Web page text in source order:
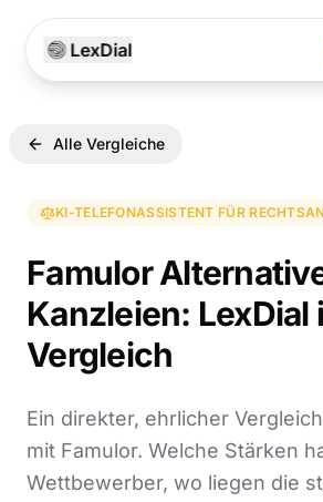
LexDial
Alle Vergleiche
KI-TELEFONASSISTENT FÜR
Famulor
Kanzleien: LexDial
Vergleich
Ein direkter, ehrlicher
mit Famulor. Welche Stärken
Wettbewerber, wo liegen die